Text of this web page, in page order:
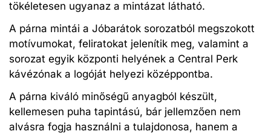
tökéletesen ugyanaz a mintázat látható.
A párna mintái a Jóbarátok sorozatból megszokott
motívumokat, feliratokat jelenítik meg, valamint a
sorozat egyik központi helyének a Central Perk
kávézónak a logóját helyezi középpontba.
A párna kiváló minőségű anyagból készült,
kellemesen puha tapintású, bár jellemzően nem
alvásra fogja használni a tulajdonosa, hanem a